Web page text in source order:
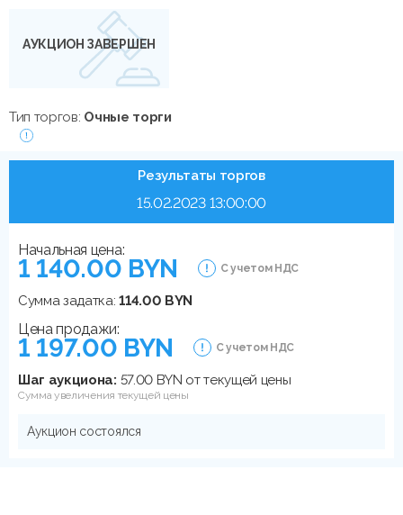
АУКЦИОН ЗАВЕРШЕН
Тип торгов: Очные торги
Результаты торгов
15.02.2023 13:00:00
Начальная цена:
1 140.00 BYN С учетом НДС
Сумма задатка:114.00 BYN
Цена продажи:
1 197.00 BYN С учетом НДС
Шаг аукциона: 57.00 BYN от текущей цены
Сумма увеличения текущей цены
Аукцион состоялся